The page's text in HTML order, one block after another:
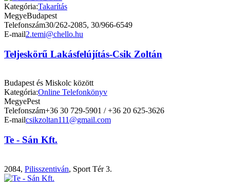
Kategória:Takarítás
MegyeBudapest
Telefonszám30/262-2085, 30/966-6549
E-mail2.temi@chello.hu
Teljeskörű Lakásfelújítás-Csik Zoltán
Budapest és Miskolc között
Kategória:Online Telefonkönyv
MegyePest
Telefonszám+36 30 729-5901 / +36 20 625-3626
E-mailcsikzoltan111@gmail.com
Te - Sán Kft.
2084, Pilisszentiván, Sport Tér 3.